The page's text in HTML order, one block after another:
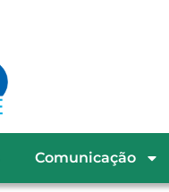
Comunicação